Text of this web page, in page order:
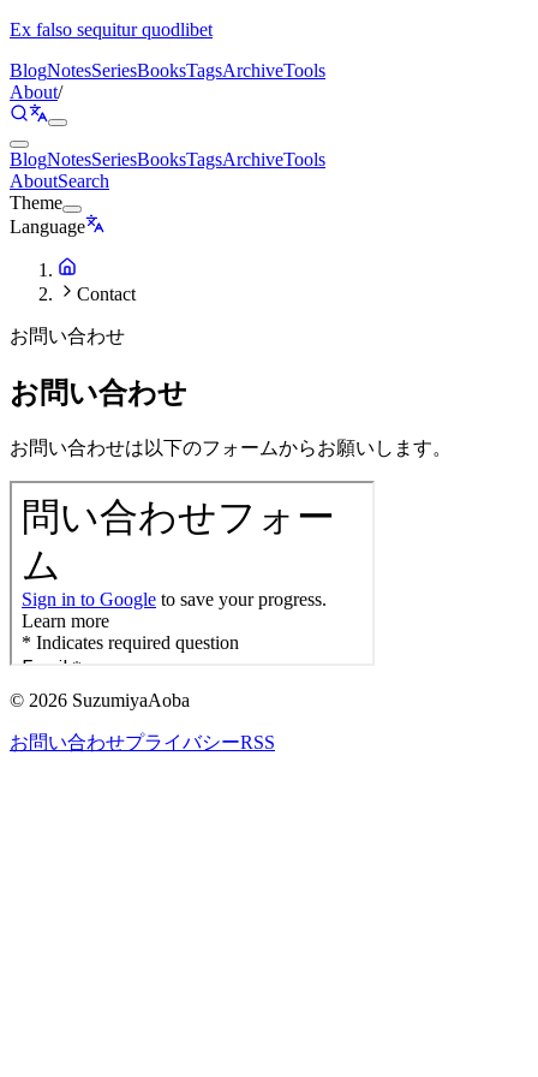
Ex falso sequitur quodlibet
BlogNotesSeriesBooksTagsArchiveTools
About/
BlogNotesSeriesBooksTagsArchiveTools
AboutSearch
Theme
Language
Contact
お問い合わせ
お問い合わせ
お問い合わせは以下のフォームからお願いします。
© 2026 SuzumiyaAoba
お問い合わせプライバシーRSS